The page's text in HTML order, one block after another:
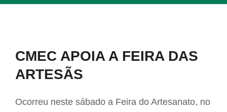
Larger
Image
CMEC APOIA A FEIRA DAS
ARTESÃS
Ocorreu neste sábado a Feira do Artesanato, no